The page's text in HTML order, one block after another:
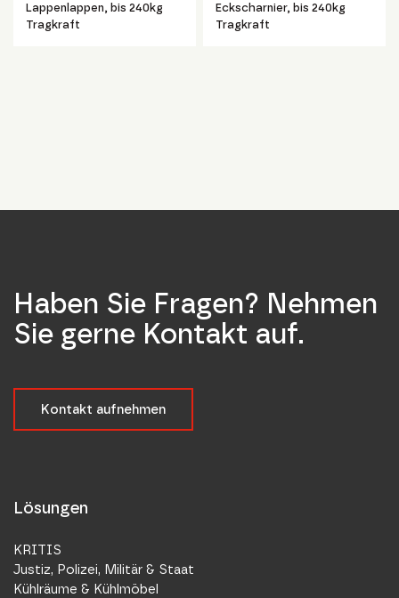
Lappenlappen, bis 240kg
Tragkraft
Eckscharnier, bis 240kg
Tragkraft
Haben Sie Fragen? Nehmen
Sie gerne Kontakt auf.
Kontakt aufnehmen
Lösungen
KRITIS
Justiz, Polizei, Militär & Staat
Kühlräume & Kühlmöbel